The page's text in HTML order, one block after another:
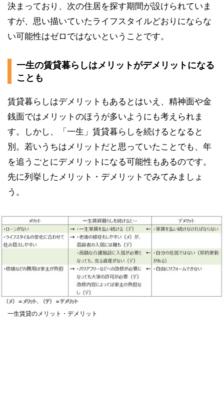
決まっており、次の住居を探す期間が設けられていま
すが、思い描いていたライフスタイルどおりにならな
い可能性はゼロではないということです。
一生の賃貸暮らしはメリットがデメリットになる
ことも
賃貸暮らしはデメリットもあるとはいえ、精神面や金
銭面ではメリットのほうが多いようにも考えられま
す。しかし、「一生」賃貸暮らしを続けるとなると
別。若いうちはメリットだと思っていたことでも、年
を追うごとにデメリットになる可能性もあるのです。
先に列挙したメリット・デメリットでみてみましょ
う。
一生賃貸のメリット・デメリット